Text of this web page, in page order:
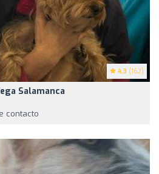
4.3 (162)
Salamanca
contacto